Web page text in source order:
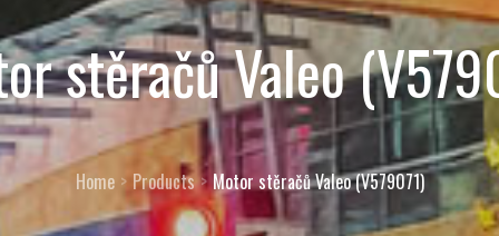
stěračů Valeo
Home Products Motor stěračů Valeo (V579071)